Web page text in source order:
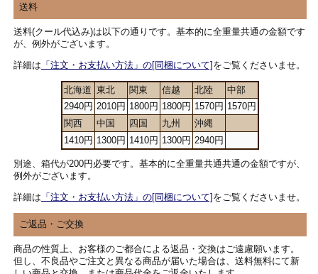
送料
送料(クール代込み)は以下の通りです。基本的に全重量共通の金額です
が、例外がございます。
詳細は 「注文・お支払い方法」の[同梱について]をご覧くださいませ。
北海道 東北 関東 信越 北陸
中部
2940円 2010円 1800円 1800円 1570円 1570円
関西
中国 四国 九州
沖縄
1410円 1300円 1410円 1300円 2940円
別途、箱代が200円必要です。基本的に全重量共通共通の金額ですが、
例外がございます。
詳細は 「注文・お支払い方法」の[同梱について] をご覧くださいませ。
ご返品・ご交換
商品の性質上、お客様のご都合による返品・交換はご遠慮願います。
但し、不良品やご注文と異なる商品が届いた場合は、送料無料にて新